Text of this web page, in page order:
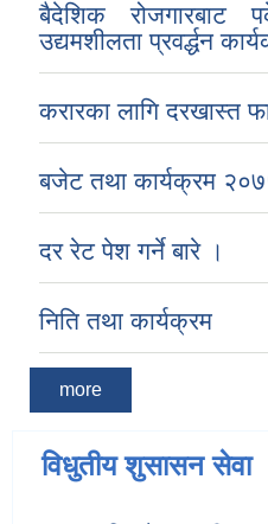
बैदेशिक रोजगारबाट
उद्यमशीलता प्रवर्द्धन
करारका लागि दरखास्त
बजेट तथा कार्यक्रम
दर रेट पेश गर्ने बारे ।
निति तथा कार्यक्रम
more
विधुतीय शुसासन सेवा